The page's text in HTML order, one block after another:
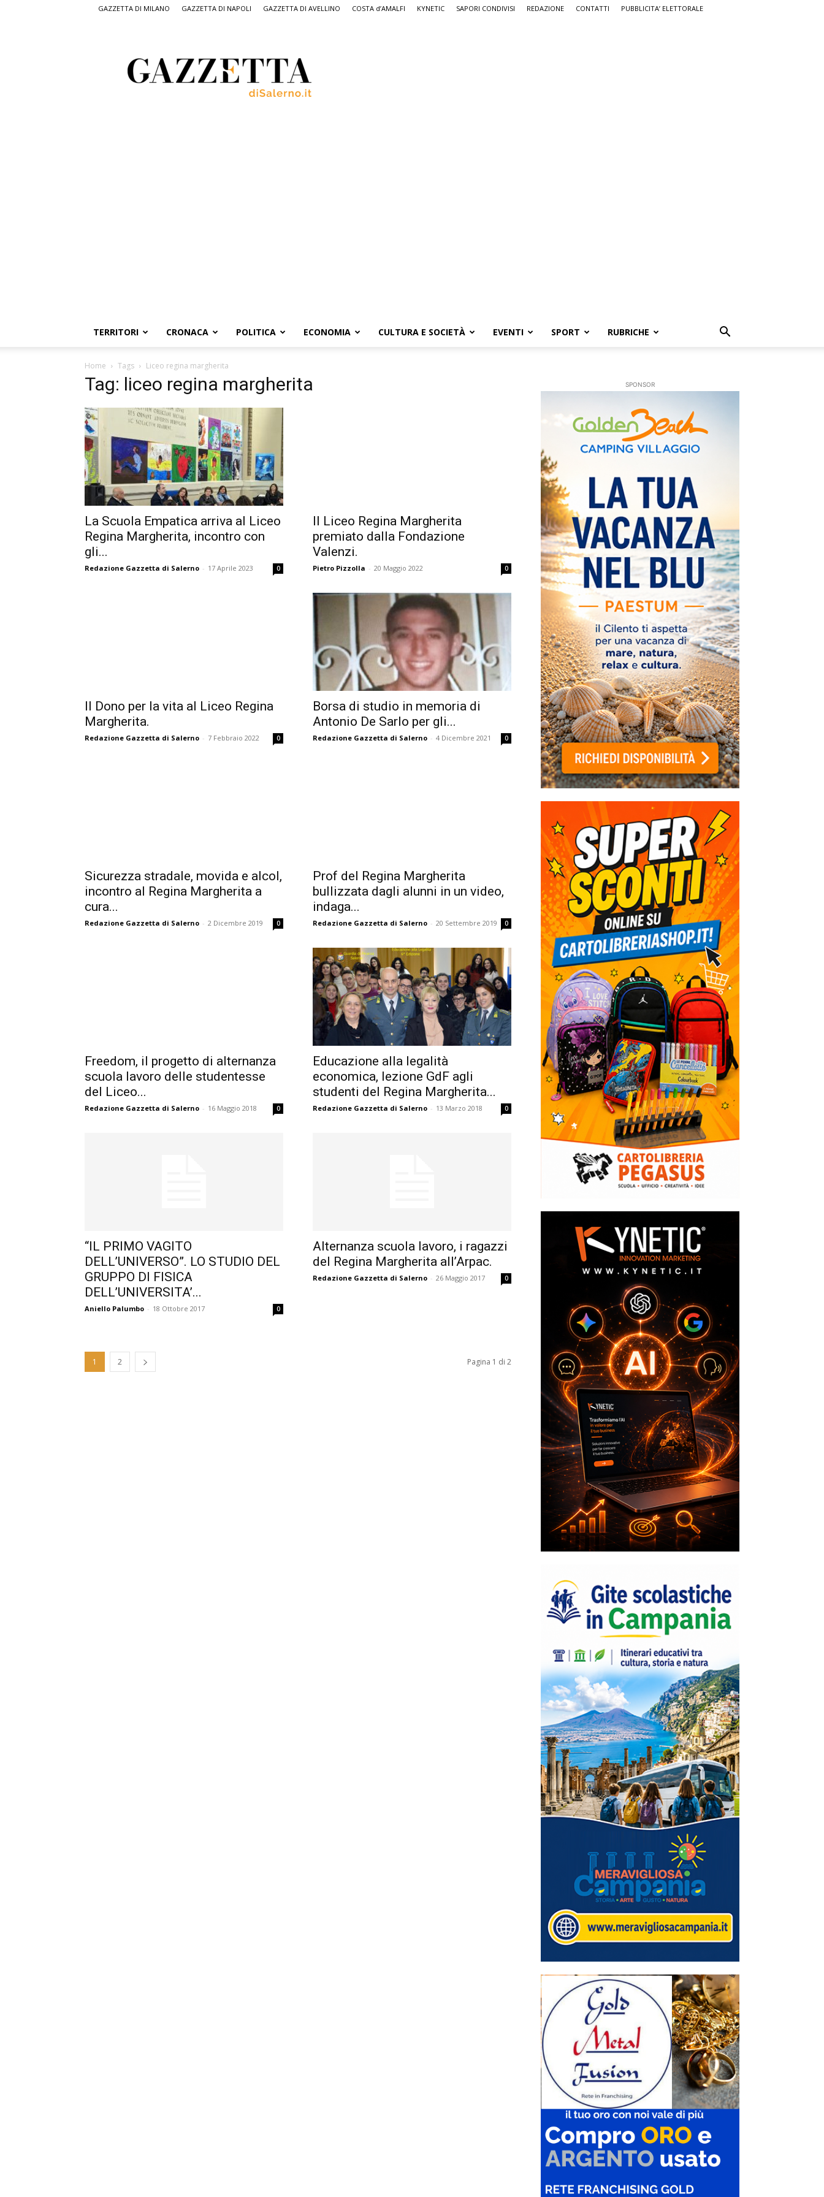
GAZZETTA DI MILANO GAZZETTA DI NAPOLI GAZZETTA DI AVELLINO COSTA d’AMALFI KYNETIC SAPORI CONDIVISI REDAZIONE CONTATTI PUBBLICITA’ ELETTORALE
Salerno,
il
quotidiano
TERRITORI CRONACA POLITICA ECONOMIA CULTURA E SOCIETÀ EVENTI SPORT RUBRICHE
Home Tags Liceo regina margherita
Tag: liceo regina margherita
La Scuola Empatica arriva al Liceo
Regina Margherita, incontro con
gli...
Redazione Gazzetta di Salerno - 17 Aprile 2023 0
Il Liceo Regina Margherita
premiato dalla Fondazione
Valenzi.
Pietro Pizzolla - 20 Maggio 2022 0
Il Dono per la vita al Liceo Regina
Margherita.
Redazione Gazzetta di Salerno - 7 Febbraio 2022 0
Borsa di studio in memoria di
Antonio De Sarlo per gli...
Redazione Gazzetta di Salerno - 4 Dicembre 2021 0
Sicurezza stradale, movida e alcol,
incontro al Regina Margherita a
cura...
Redazione Gazzetta di Salerno - 2 Dicembre 2019 0
Prof del Regina Margherita
bullizzata dagli alunni in un video,
indaga...
Redazione Gazzetta di Salerno - 20 Settembre 2019 0
Freedom, il progetto di alternanza
scuola lavoro delle studentesse
del Liceo...
Redazione Gazzetta di Salerno - 16 Maggio 2018 0
Educazione alla legalità
economica, lezione GdF agli
studenti del Regina Margherita...
Redazione Gazzetta di Salerno - 13 Marzo 2018 0
“IL PRIMO VAGITO
DELL’UNIVERSO”. LO STUDIO DEL
GRUPPO DI FISICA
DELL’UNIVERSITA’...
Aniello Palumbo - 18 Ottobre 2017 0
Alternanza scuola lavoro, i ragazzi
del Regina Margherita all’Arpac.
Redazione Gazzetta di Salerno - 26 Maggio 2017 0
1 2 Pagina 1 di 2
SPONSOR